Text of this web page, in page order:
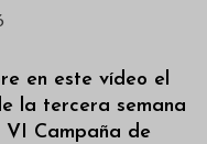
en este vídeo el
la tercera semana
VI Campaña de